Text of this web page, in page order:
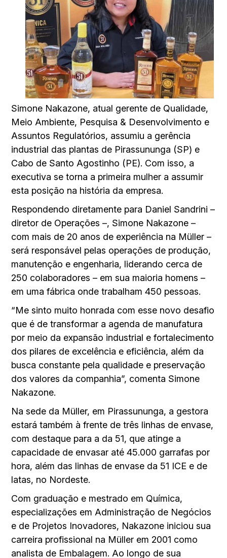
Simone Nakazone, atual gerente de Qualidade,
Meio Ambiente, Pesquisa & Desenvolvimento e
Assuntos Regulatórios, assumiu a gerência
industrial das plantas de Pirassununga (SP) e
Cabo de Santo Agostinho (PE). Com isso, a
executiva se torna a primeira mulher a assumir
esta posição na história da empresa.
Respondendo diretamente para Daniel Sandrini –
diretor de Operações –, Simone Nakazone –
com mais de 20 anos de experiência na Müller –
será responsável pelas operações de produção,
manutenção e engenharia, liderando cerca de
250 colaboradores – em sua maioria homens –
em uma fábrica onde trabalham 450 pessoas.
“Me sinto muito honrada com esse novo desafio
que é de transformar a agenda de manufatura
por meio da expansão industrial e fortalecimento
dos pilares de excelência e eficiência, além da
busca constante pela qualidade e preservação
dos valores da companhia”, comenta Simone
Nakazone.
Na sede da Müller, em Pirassununga, a gestora
estará também à frente de três linhas de envase,
com destaque para a da 51, que atinge a
capacidade de envasar até 45.000 garrafas por
hora, além das linhas de envase da 51 ICE e de
latas, no Nordeste.
Com graduação e mestrado em Química,
especializações em Administração de Negócios
e de Projetos Inovadores, Nakazone iniciou sua
carreira profissional na Müller em 2001 como
analista de Embalagem. Ao longo de sua